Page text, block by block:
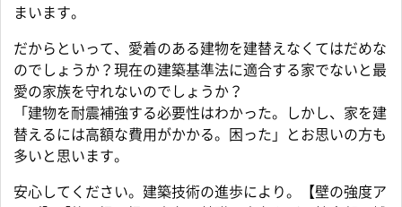
まいます。
だからといって、愛着のある建物を建替えなくてはだめな
のでしょうか？現在の建築基準法に適合する家でないと最
愛の家族を守れないのでしょうか？
「建物を耐震補強する必要性はわかった。しかし、家を建
替えるには高額な費用がかかる。困った」とお思いの方も
多いと思います。
安心してください。建築技術の進歩により。【壁の強度ア